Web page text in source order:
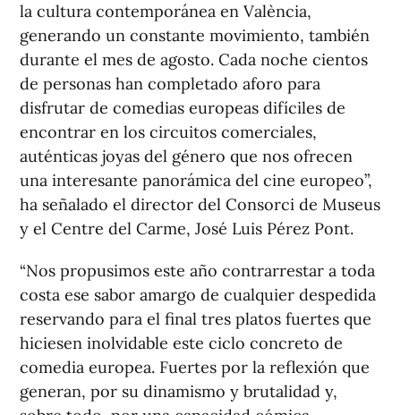
la cultura contemporánea en València,
generando un constante movimiento, también
durante el mes de agosto. Cada noche cientos
de personas han completado aforo para
disfrutar de comedias europeas difíciles de
encontrar en los circuitos comerciales,
auténticas joyas del género que nos ofrecen
una interesante panorámica del cine europeo”,
ha señalado el director del Consorci de Museus
y el Centre del Carme, José Luis Pérez Pont.
“Nos propusimos este año contrarrestar a toda
costa ese sabor amargo de cualquier despedida
reservando para el final tres platos fuertes que
hiciesen inolvidable este ciclo concreto de
comedia europea. Fuertes por la reflexión que
generan, por su dinamismo y brutalidad y,